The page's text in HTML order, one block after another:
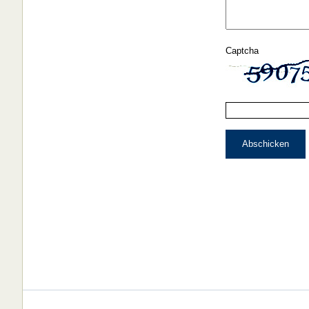
Captcha
Abschicken